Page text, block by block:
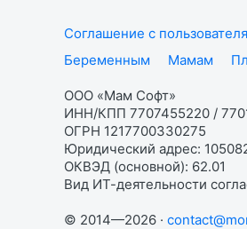
Соглашение с
Беременным
Мамам
ООО «Мам Софт»
ИНН/КПП 7707455220 /
ОГРН 1217700330275
Юридический адрес:
ОКВЭД (основной): 62.01
Вид ИТ-деятельности
© 2014—2026 ·